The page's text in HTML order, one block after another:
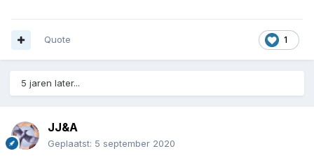
1
Quote
5 jaren later...
JJ&A
Geplaatst: 5 september 2020